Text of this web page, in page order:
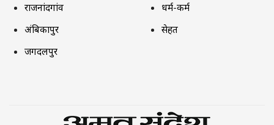
राजनांदगांव
अंबिकापुर
जगदलपुर
धर्म-कर्म
सेहत